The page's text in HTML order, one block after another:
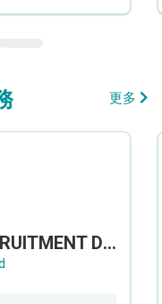
更多
THE REPULSE BAY RECRUITMENT DAY 淺水灣影灣園人才招聘會